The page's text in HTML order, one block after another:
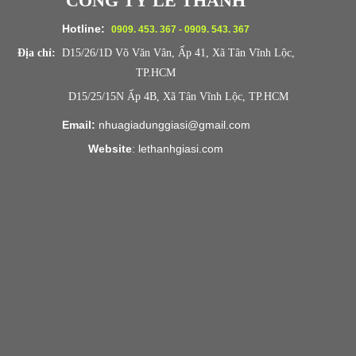
Hotline: 0909. 453. 367 - 0909. 543. 367
Địa chỉ: D15/26/1D Võ Văn Vân, Ấp 41, Xã Tân Vĩnh Lộc,
TP.HCM
D15/25/15N Ấp 4B, Xã Tân Vĩnh Lộc, TP.HCM
Email: nhuagiadunggiasi@gmail.com
Website: lethanhgiasi.com